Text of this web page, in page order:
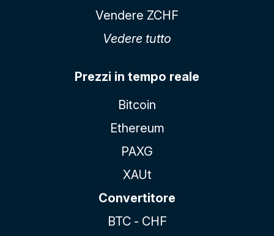
Vendere ZCHF
Vedere tutto
Prezzi in tempo reale
Bitcoin
Ethereum
PAXG
XAUt
Convertitore
BTC - CHF